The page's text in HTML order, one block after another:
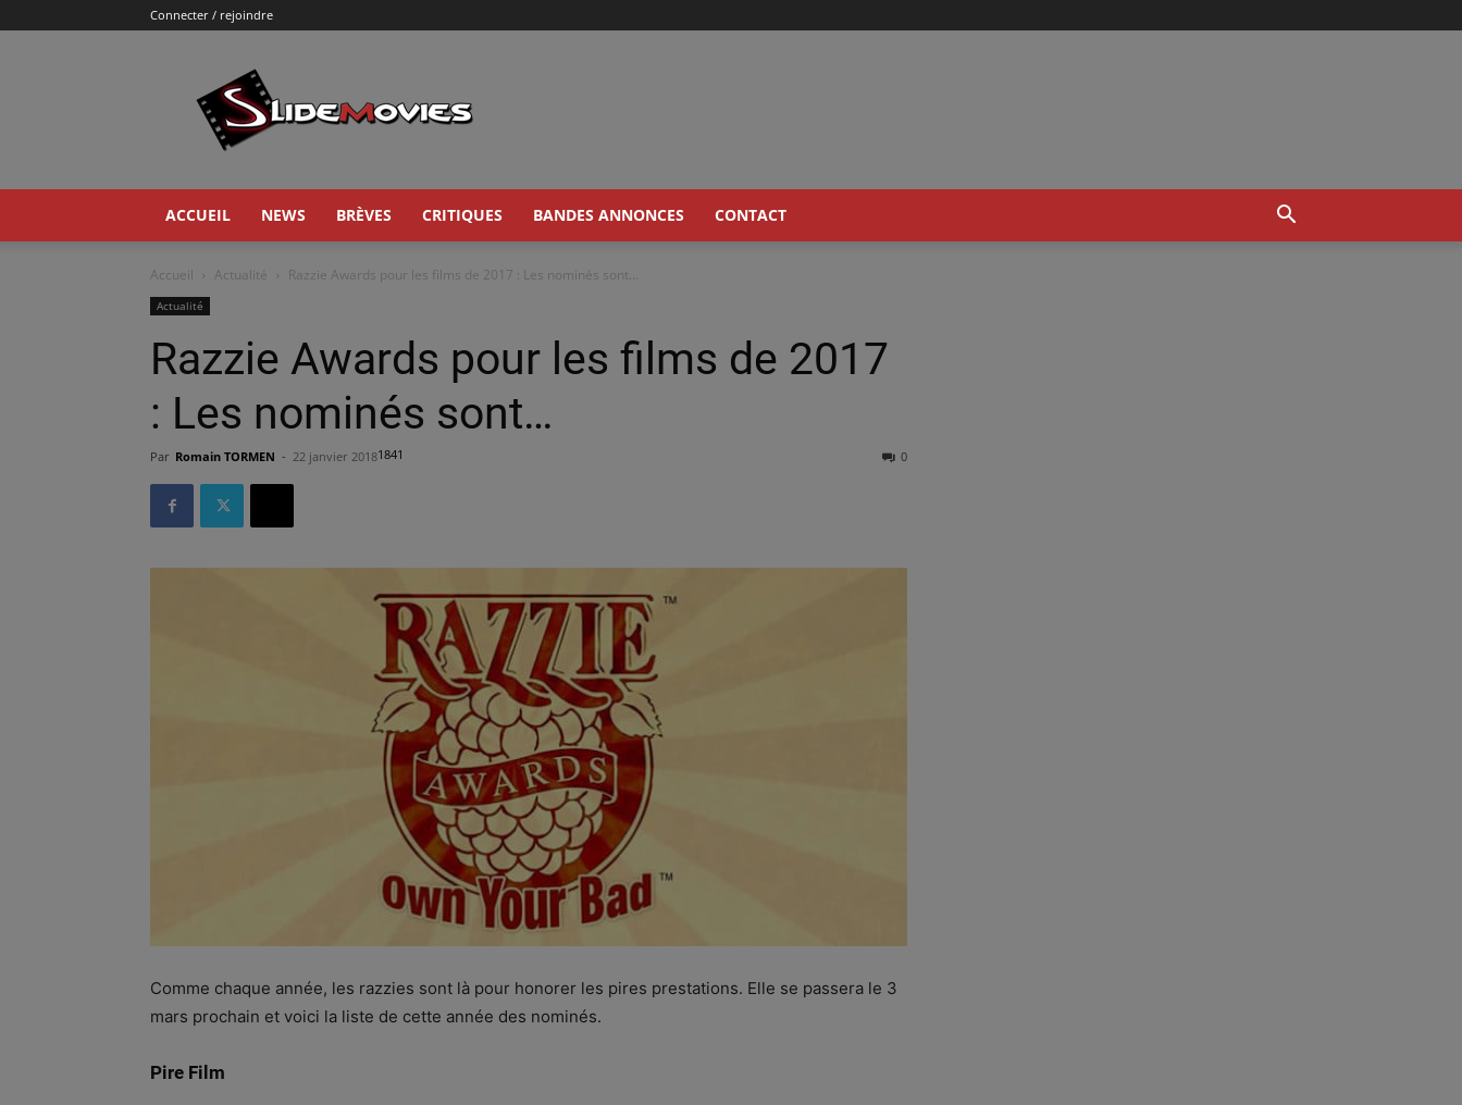
Connecter / rejoindre
ACCUEIL NEWS BRÈVES CRITIQUES BANDES ANNONCES CONTACT
Accueil Actualité Razzie Awards pour les films de 2017 : Les nominés sont…
Actualité
Razzie Awards pour les films de 2017
: Les nominés sont…
Par Romain TORMEN - 22 janvier 2018 0
1841
Comme chaque année, les razzies sont là pour honorer les pires prestations. Elle se passera le 3
mars prochain et voici la liste de cette année des nominés.
Pire Film